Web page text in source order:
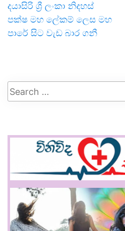
දයා­සිරි ශ්‍රී ලංකා නිද­හස්
පක්ෂ මහ ලේක­ම් ලෙස මහ
පාරේ සිට වැඩ බාර ගනී